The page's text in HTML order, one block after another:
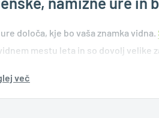
določa, kje bo vaša znamka vidna.
mestu leta in so dovolj velike
ploščo vozila, praktično
z budilko in termometrom, ki na
več